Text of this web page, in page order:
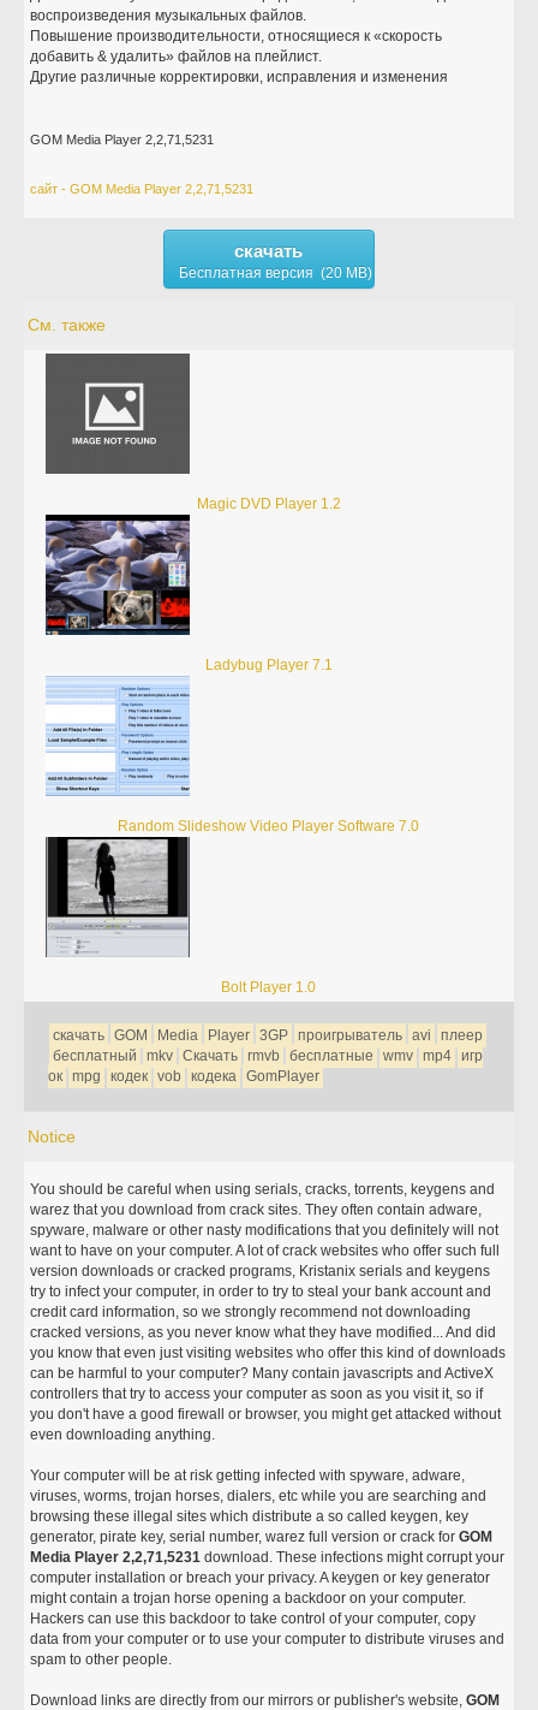
воспроизведения музыкальных файлов.
Повышение производительности, относящиеся к «скорость
добавить & удалить» файлов на плейлист.
Другие различные корректировки, исправления и изменения
GOM Media Player 2,2,71,5231
сайт - GOM Media Player 2,2,71,5231
скачать
Бесплатная версия (20 MB)
См. также
Magic DVD Player 1.2
Ladybug Player 7.1
Random Slideshow Video Player Software 7.0
Bolt Player 1.0
скачать GOM Media Player 3GP проигрыватель avi
плеер
бесплатный
mkv Скачать rmvb бесплатные wmv mp4 игр
ок mpg кодек vob кодека GomPlayer
Notice
You should be careful when using serials, cracks, torrents, keygens and
warez that you download from crack sites. They often contain adware,
spyware, malware or other nasty modifications that you definitely will not
want to have on your computer. A lot of crack websites who offer such full
version downloads or cracked programs, Kristanix serials and keygens
try to infect your computer, in order to try to steal your bank account and
credit card information, so we strongly recommend not downloading
cracked versions, as you never know what they have modified... And did
you know that even just visiting websites who offer this kind of downloads
can be harmful to your computer? Many contain javascripts and ActiveX
controllers that try to access your computer as soon as you visit it, so if
you don't have a good firewall or browser, you might get attacked without
even downloading anything.
Your computer will be at risk getting infected with spyware, adware,
viruses, worms, trojan horses, dialers, etc while you are searching and
browsing these illegal sites which distribute a so called keygen, key
generator, pirate key, serial number, warez full version or crack forGOM
Media Player 2,2,71,5231 download. These infections might corrupt your
computer installation or breach your privacy. A keygen or key generator
might contain a trojan horse opening a backdoor on your computer.
Hackers can use this backdoor to take control of your computer, copy
data from your computer or to use your computer to distribute viruses and
spam to other people.
Download links are directly from our mirrors or publisher's website,GOM